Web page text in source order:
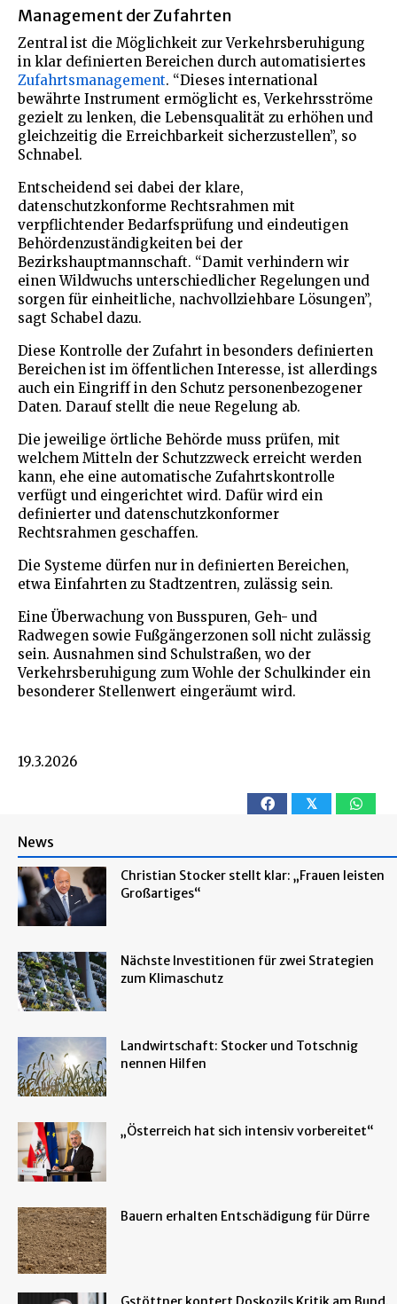
Management der Zufahrten
Zentral ist die Möglichkeit zur Verkehrsberuhigung
in klar definierten Bereichen durch automatisiertes
Zufahrtsmanagement. “Dieses international
bewährte Instrument ermöglicht es, Verkehrsströme
gezielt zu lenken, die Lebensqualität zu erhöhen und
gleichzeitig die Erreichbarkeit sicherzustellen”, so
Schnabel.
Entscheidend sei dabei der klare,
datenschutzkonforme Rechtsrahmen mit
verpflichtender Bedarfsprüfung und eindeutigen
Behördenzuständigkeiten bei der
Bezirkshauptmannschaft. “Damit verhindern wir
einen Wildwuchs unterschiedlicher Regelungen und
sorgen für einheitliche, nachvollziehbare Lösungen”,
sagt Schabel dazu.
Diese Kontrolle der Zufahrt in besonders definierten
Bereichen ist im öffentlichen Interesse, ist allerdings
auch ein Eingriff in den Schutz personenbezogener
Daten. Darauf stellt die neue Regelung ab.
Die jeweilige örtliche Behörde muss prüfen, mit
welchem Mitteln der Schutzzweck erreicht werden
kann, ehe eine automatische Zufahrtskontrolle
verfügt und eingerichtet wird. Dafür wird ein
definierter und datenschutzkonformer
Rechtsrahmen geschaffen.
Die Systeme dürfen nur in definierten Bereichen,
etwa Einfahrten zu Stadtzentren, zulässig sein.
Eine Überwachung von Busspuren, Geh- und
Radwegen sowie Fußgängerzonen soll nicht zulässig
sein. Ausnahmen sind Schulstraßen, wo der
Verkehrsberuhigung zum Wohle der Schulkinder ein
besonderer Stellenwert eingeräumt wird.
19.3.2026
𝕏
News
Christian Stocker stellt klar: „Frauen leisten
Großartiges“
Nächste Investitionen für zwei Strategien
zum Klimaschutz
Landwirtschaft: Stocker und Totschnig
nennen Hilfen
„Österreich hat sich intensiv vorbereitet“
Bauern erhalten Entschädigung für Dürre